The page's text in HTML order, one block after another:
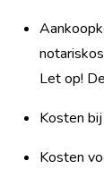
Let op!
Kosten
Kosten